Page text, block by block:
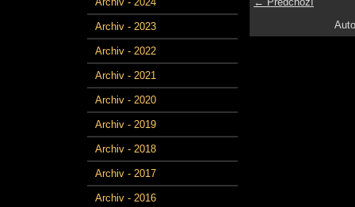
Archiv - 2023
Archiv - 2022
Archiv - 2021
Archiv - 2020
Archiv - 2019
Archiv - 2018
Archiv - 2017
Archiv - 2016